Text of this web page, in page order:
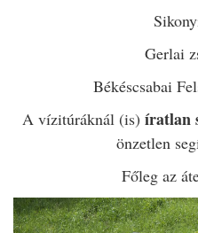
Gerlai
Békéscsabai
A vízitúráknál (is) íratlan
önzetlen
Főleg az